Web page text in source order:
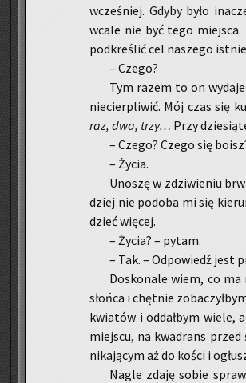
wcze­śniej. Gdyby było
wcale nie być tego
pod­kre­ślić cel na­sze­go
– Czego?
Tym razem to on
nie­cier­pli­wić. Mój czas się
raz, dwa, trzy… Przy
– Czego? Czego się
– Życia.
Uno­szę w zdzi­wie­niu
dziej nie po­do­ba mi się
dzieć wię­cej.
– Życia? – pytam.
– Tak. – Od­po­wiedź jest
Do­sko­na­le wiem, co
słoń­ca i chęt­nie
kwia­tów i od­dał­bym wiele,
miej­scu, na kwa­drans
ni­ka­ją­cym aż do kości i
Nagle zdaję sobie